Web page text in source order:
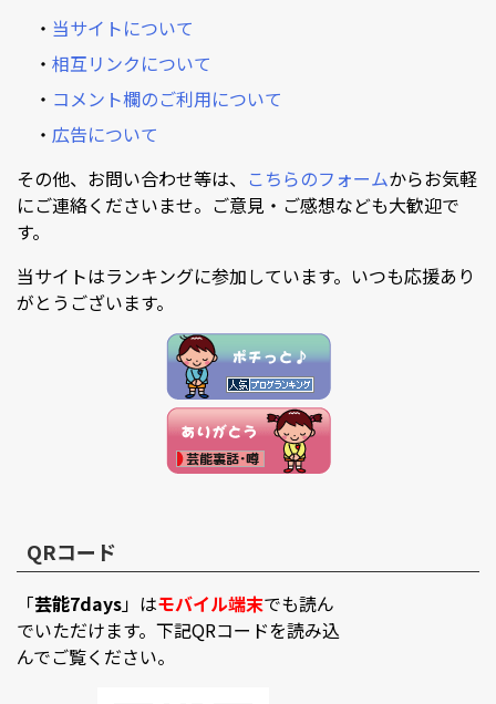
・ 当サイトについて
・ 相互リンクについて
・ コメント欄のご利用について
・ 広告について
その他、お問い合わせ等は、 こちらのフォームからお気軽
にご連絡くださいませ。ご意見・ご感想なども大歓迎で
す。
当サイトはランキングに参加しています。いつも応援あり
がとうございます。
QRコード
「芸能7days」はモバイル端末でも読ん
でいただけます。下記QRコードを読み込
んでご覧ください。